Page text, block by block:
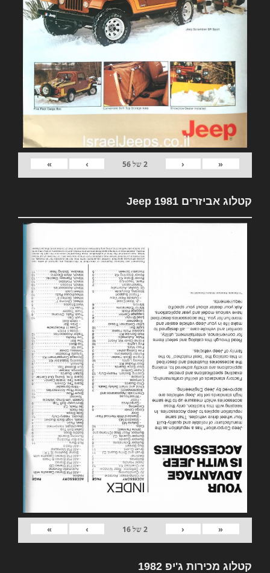
«
‹
2של56
›
»
קטלוג אביזרים 1981 Jeep
«
‹
2של16
›
»
קטלוג מכירות ג'יפ 1982